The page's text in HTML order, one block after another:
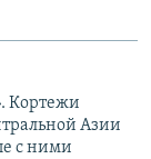
Кортежи
Азии
с ними